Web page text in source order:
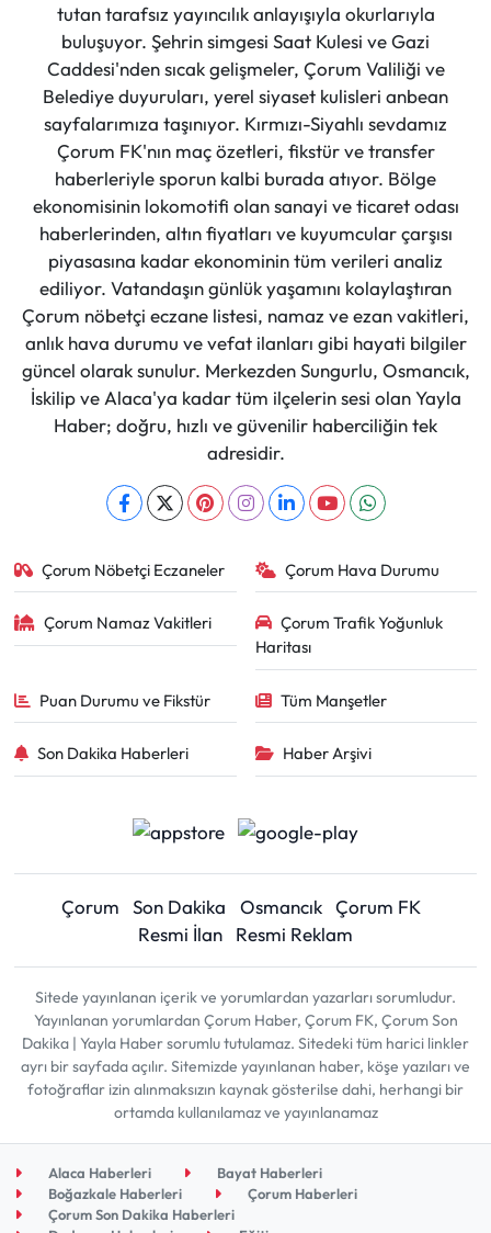
tutan tarafsız yayıncılık anlayışıyla okurlarıyla
buluşuyor. Şehrin simgesi Saat Kulesi ve Gazi
Caddesi'nden sıcak gelişmeler, Çorum Valiliği ve
Belediye duyuruları, yerel siyaset kulisleri anbean
sayfalarımıza taşınıyor. Kırmızı-Siyahlı sevdamız
Çorum FK'nın maç özetleri, fikstür ve transfer
haberleriyle sporun kalbi burada atıyor. Bölge
ekonomisinin lokomotifi olan sanayi ve ticaret odası
haberlerinden, altın fiyatları ve kuyumcular çarşısı
piyasasına kadar ekonominin tüm verileri analiz
ediliyor. Vatandaşın günlük yaşamını kolaylaştıran
Çorum nöbetçi eczane listesi, namaz ve ezan vakitleri,
anlık hava durumu ve vefat ilanları gibi hayati bilgiler
güncel olarak sunulur. Merkezden Sungurlu, Osmancık,
İskilip ve Alaca'ya kadar tüm ilçelerin sesi olan Yayla
Haber; doğru, hızlı ve güvenilir haberciliğin tek
adresidir.
Çorum Nöbetçi Eczaneler Çorum Hava Durumu
Çorum Namaz Vakitleri
Çorum Trafik Yoğunluk
Haritası
Puan Durumu ve Fikstür Tüm Manşetler
Son Dakika Haberleri Haber Arşivi
Çorum Son Dakika Osmancık Çorum FK
Resmi İlan
Resmi Reklam
Sitede yayınlanan içerik ve yorumlardan yazarları sorumludur.
Yayınlanan yorumlardan Çorum Haber, Çorum FK, Çorum Son
Dakika | Yayla Haber sorumlu tutulamaz. Sitedeki tüm harici linkler
ayrı bir sayfada açılır. Sitemizde yayınlanan haber, köşe yazıları ve
fotoğraflar izin alınmaksızın kaynak gösterilse dahi, herhangi bir
ortamda kullanılamaz ve yayınlanamaz
Alaca Haberleri
Bayat Haberleri
Boğazkale Haberleri
Çorum Haberleri
Çorum Son Dakika Haberleri